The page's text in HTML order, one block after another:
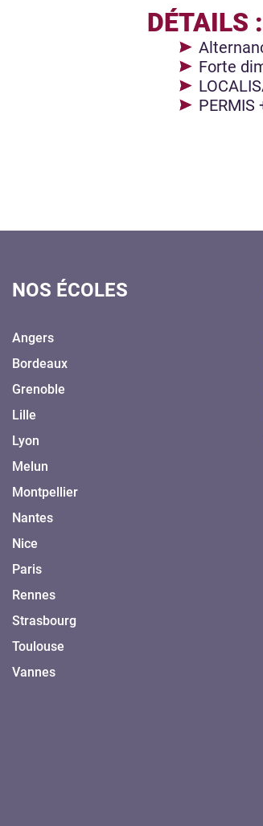
DÉTAILS :
Forte
NOS ÉCOLES
Angers
Bordeaux
Grenoble
Lille
Lyon
Melun
Montpellier
Nantes
Nice
Paris
Rennes
Strasbourg
Toulouse
Vannes